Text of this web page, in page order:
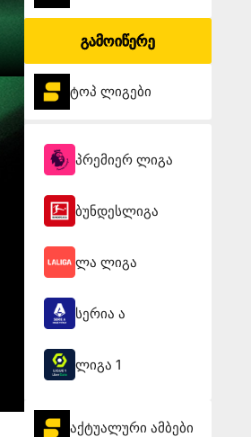
გამოიწერე
ტოპ ლიგები
პრემიერ ლიგა
ბუნდესლიგა
ლა ლიგა
სერია ა
ლიგა 1
აქტუალური ამბები